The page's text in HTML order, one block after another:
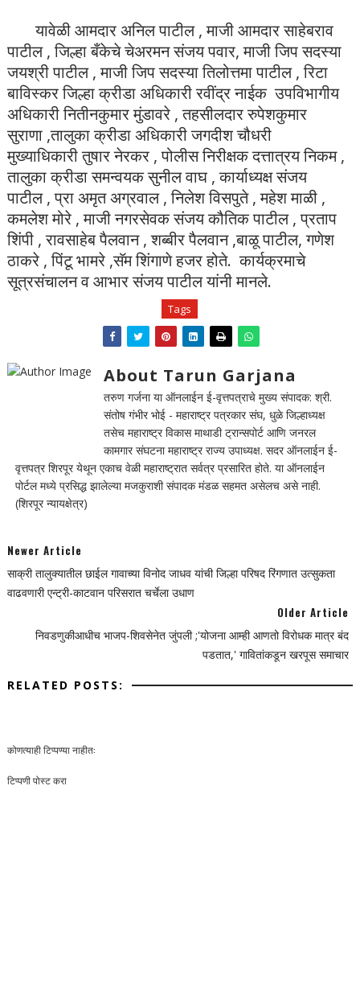
यावेळी आमदार अनिल पाटील , माजी आमदार साहेबराव
पाटील , जिल्हा बँकेचे चेअरमन संजय पवार, माजी जिप सदस्या
जयश्री पाटील , माजी जिप सदस्या तिलोत्तमा पाटील , रिटा
बाविस्कर जिल्हा क्रीडा अधिकारी रवींद्र नाईक उपविभागीय
अधिकारी नितीनकुमार मुंडावरे , तहसीलदार रुपेशकुमार
सुराणा ,तालुका क्रीडा अधिकारी जगदीश चौधरी
मुख्याधिकारी तुषार नेरकर , पोलीस निरीक्षक दत्तात्रय निकम ,
तालुका क्रीडा समन्वयक सुनील वाघ , कार्याध्यक्ष संजय
पाटील , प्रा अमृत अग्रवाल , निलेश विसपुते , महेश माळी ,
कमलेश मोरे , माजी नगरसेवक संजय कौतिक पाटील , प्रताप
शिंपी , रावसाहेब पैलवान , शब्बीर पैलवान ,बाळू पाटील, गणेश
ठाकरे , पिंटू भामरे ,सॅम शिंगाणे हजर होते. कार्यक्रमाचे
सूत्रसंचालन व आभार संजय पाटील यांनी मानले.
Tags
About Tarun Garjana
तरुण गर्जना या ऑनलाईन ई-वृत्तपत्राचे मुख्य संपादक: श्री.
संतोष गंभीर भोई - महाराष्ट्र पत्रकार संघ, धुळे जिल्हाध्यक्ष
तसेच महाराष्ट्र विकास माथाडी ट्रान्सपोर्ट आणि जनरल
कामगार संघटना महाराष्ट्र राज्य उपाध्यक्ष. सदर ऑनलाईन ई-
वृत्तपत्र शिरपूर येथून एकाच वेळी महाराष्ट्रात सर्वत्र प्रसारित होते. या ऑनलाईन
पोर्टल मध्ये प्रसिद्ध झालेल्या मजकुराशी संपादक मंडळ सहमत असेलच असे नाही.
(शिरपूर न्यायक्षेत्र)
Newer Article
साक्री तालुक्यातील छाईल गावाच्या विनोद जाधव यांची जिल्हा परिषद रिंगणात उत्सुकता
वाढवणारी एन्ट्री-काटवान परिसरात चर्चेला उधाण
Older Article
निवडणुकीआधीच भाजप-शिवसेनेत जुंपली ;'योजना आम्ही आणतो विरोधक मात्र बंद
पडतात,' गावितांकडून खरपूस समाचार
RELATED POSTS:
कोणत्याही टिप्पण्‍या नाहीत:
टिप्पणी पोस्ट करा